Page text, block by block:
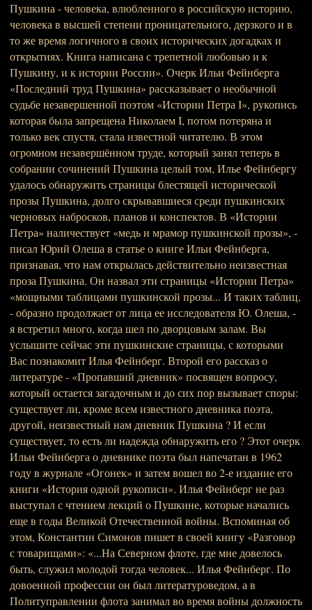
Пушкина - человека, влюбленного в российскую историю,
человека в высшей степени проницательного, дерзкого и в
то же время логичного в своих исторических догадках и
открытиях. Книга написана с трепетной любовью и к
Пушкину, и к истории России». Очерк Ильи Фейнберга
«Последний труд Пушкина» рассказывает о необычной
судьбе незавершенной поэтом «Истории Петра I», рукопись
которая была запрещена Николаем I, потом потеряна и
только век спустя, стала известной читателю. В этом
огромном незавершённом труде, который занял теперь в
собрании сочинений Пушкина целый том, Илье Фейнбергу
удалось обнаружить страницы блестящей исторической
прозы Пушкина, долго скрывавшиеся среди пушкинских
черновых набросков, планов и конспектов. В «Истории
Петра» наличествует «медь и мрамор пушкинской прозы», -
писал Юрий Олеша в статье о книге Ильи Фейнберга,
признавая, что нам открылась действительно неизвестная
проза Пушкина. Он назвал эти страницы «Истории Петра»
«мощными таблицами пушкинской прозы... И таких таблиц,
- образно продолжает от лица ее исследователя Ю. Олеша, -
я встретил много, когда шел по дворцовым залам. Вы
услышите сейчас эти пушкинские страницы, с которыми
Вас познакомит Илья Фейнберг. Второй его рассказ о
литературе - «Пропавший дневник» посвящен вопросу,
который остается загадочным и до сих пор вызывает споры:
существует ли, кроме всем известного дневника поэта,
другой, неизвестный нам дневник Пушкина ? И если
существует, то есть ли надежда обнаружить его ? Этот очерк
Ильи Фейнберга о дневнике поэта был напечатан в 1962
году в журнале «Огонек» и затем вошел во 2-е издание его
книги «История одной рукописи». Илья Фейнберг не раз
выступал с чтением лекций о Пушкине, которые начались
еще в годы Великой Отечественной войны. Вспоминая об
этом, Константин Симонов пишет в своей книгу «Разговор
с товарищами»: «...На Северном флоте, где мне довелось
быть, служил молодой тогда человек... Илья Фейнберг. По
довоенной профессии он был литературоведом, а в
Политуправлении флота занимал во время войны должность